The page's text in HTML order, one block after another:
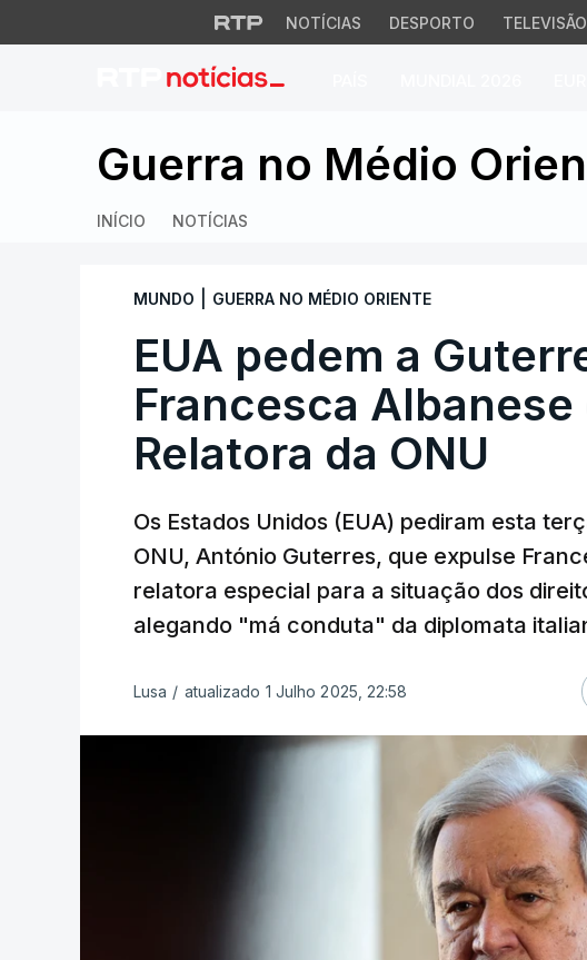
NOTÍCIAS DESPORTO TELEVISÃO
EUA pedem a
Guerra no Médio
INÍCIO NOTÍCIAS
MUNDO GUERRA NO MÉDIO ORIENTE
EUA pedem a
Francesca
Relatora da ONU
Os Estados Unidos (EUA) pediram esta
ONU, António Guterres, que expulse
relatora especial para a situação dos
alegando "má conduta" da diplomata
Lusa / atualizado 1 Julho 2025, 22:58